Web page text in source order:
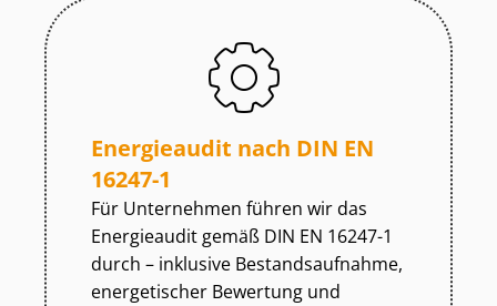
Energieaudit nach DIN EN
16247-1
Für Unternehmen führen wir das
Energieaudit gemäß DIN EN 16247-1
durch – inklusive Be­stands­auf­nah­me,
energetischer Bewertung und